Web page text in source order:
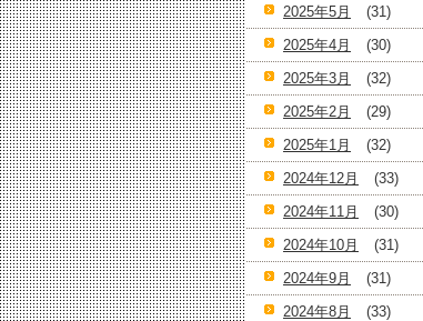
2025年5月
(31)
2025年4月
(30)
2025年3月
(32)
2025年2月
(29)
2025年1月
(32)
2024年12月
(33)
2024年11月
(30)
2024年10月
(31)
2024年9月
(31)
2024年8月
(33)